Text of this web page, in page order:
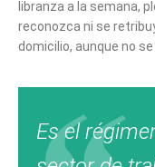
libranza a la semana,
reconozca ni se
domicilio, aunque no
Es el